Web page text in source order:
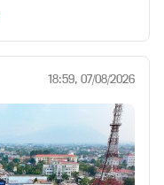
18:59, 07/08/2026